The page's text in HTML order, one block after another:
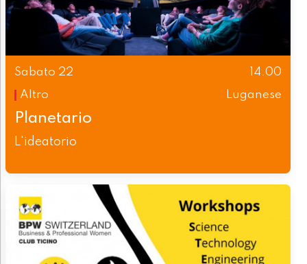
Sabato 22
14.00
Altro
Luganese
Planetario
L'ideatorio